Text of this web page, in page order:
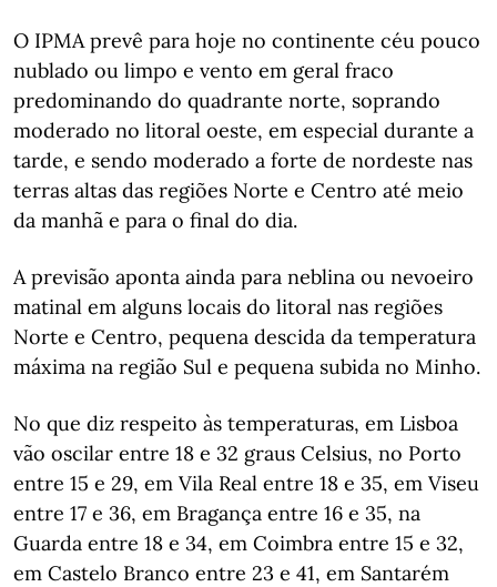
O IPMA prevê para hoje no continente céu pouco
nublado ou limpo e vento em geral fraco
predominando do quadrante norte, soprando
moderado no litoral oeste, em especial durante a
tarde, e sendo moderado a forte de nordeste nas
terras altas das regiões Norte e Centro até meio
da manhã e para o final do dia.
A previsão aponta ainda para neblina ou nevoeiro
matinal em alguns locais do litoral nas regiões
Norte e Centro, pequena descida da temperatura
máxima na região Sul e pequena subida no Minho.
No que diz respeito às temperaturas, em Lisboa
vão oscilar entre 18 e 32 graus Celsius, no Porto
entre 15 e 29, em Vila Real entre 18 e 35, em Viseu
entre 17 e 36, em Bragança entre 16 e 35, na
Guarda entre 18 e 34, em Coimbra entre 15 e 32,
em Castelo Branco entre 23 e 41, em Santarém